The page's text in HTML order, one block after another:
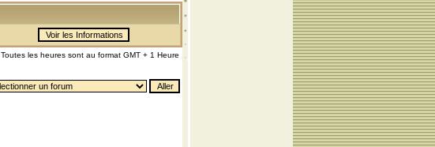
Toutes les heures sont au format GMT + 1 Heure